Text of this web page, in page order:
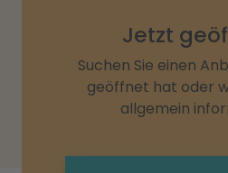
Jetzt
Suchen Sie einen
geöffnet hat oder
allgemein